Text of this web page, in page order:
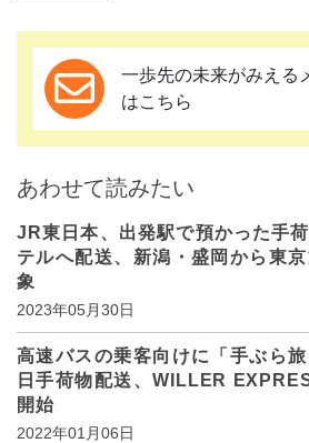
一歩先の未来がみえる
はこちら
あわせて読みたい
JR東日本、出発駅で預かった手
テルへ配送、新潟・盛岡から東
象
2023年05月30日
高速バスの乗客向けに「手ぶら
日手荷物配送、WILLER
開始
2022年01月06日